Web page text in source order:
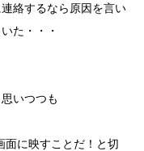
絡するなら原因を言い
た・・・
いつつも
面に映すことだ！と切